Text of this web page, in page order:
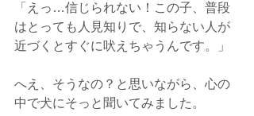
「えっ…信じられない！この子、普段
はとっても人見知りで、知らない人が
近づくとすぐに吠えちゃうんです。」
へえ、そうなの？と思いながら、心の
中で犬にそっと聞いてみました。